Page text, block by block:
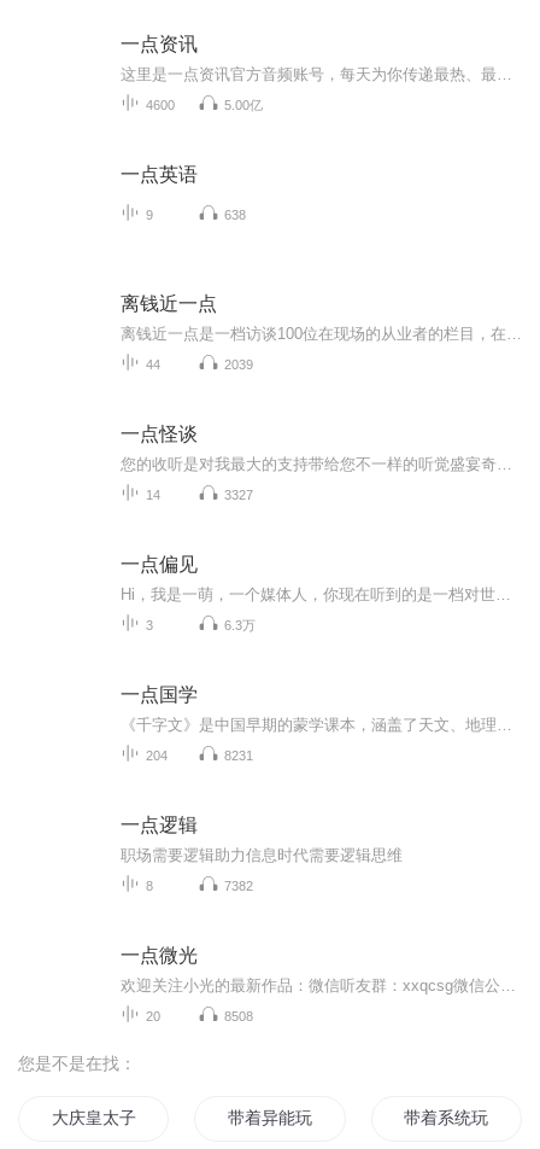
一点资讯
4600 5.00亿
一点英语
9 638
离钱近一点
44 2039
一点怪谈
14 3327
一点偏见
3 6.3万
一点国学
204 8231
一点逻辑
职场需要逻辑助力信息时代需要逻辑思维
8 7382
一点微光
20 8508
您是不是在找：
大庆皇太子 带着异能玩穿越 带着系统玩异界